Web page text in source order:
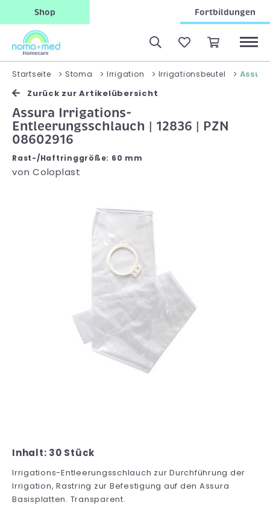
Shop Fortbildungen
Startseite Stoma Irrigation Irrigationsbeutel
Zurück zur Artikelübersicht
Assura Irrigations-
Entleerungsschlauch | 12836 | PZN
08602916
Rast-/Haftringgröße: 60 mm
von Coloplast
Inhalt: 30 Stück
Irrigations-Entleerungsschlauch zur Durchführung der
Irrigation, Rastring zur Befestigung auf den Assura
Basisplatten. Transparent.